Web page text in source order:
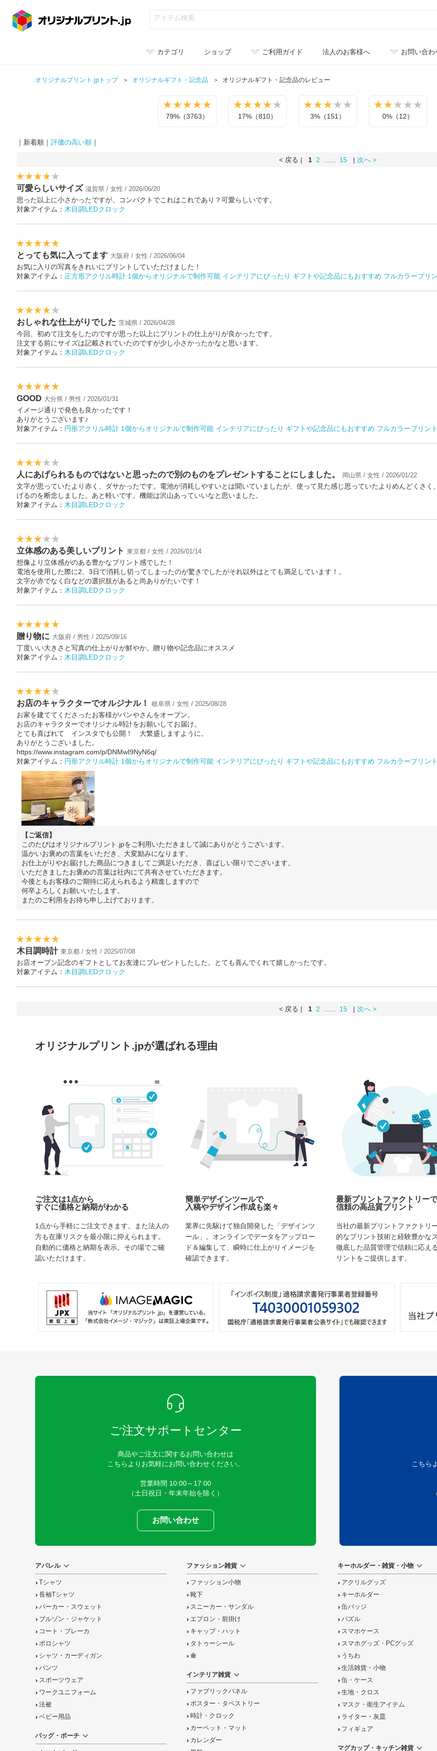
カテゴリ ショップ ご利用ガイド 法人のお客様へ お問い合わ
オリジナルプリント.jpトップ オリジナルギフト・記念品 オリジナルギフト・記念品のレビュー
79%（3763） 17%（810） 3%（151） 0%（12）
｜新着順｜ 評価の高い順｜
< 戻る | 1 2 ...... 15| 次へ >
可愛らしいサイズ 滋賀県 / 女性 / 2026/06/20
思った以上に小さかったですが、コンパクトでこれはこれであり？可愛らしいです。
対象アイテム： 木目調LEDクロック
とっても気に入ってます 大阪府 / 女性 / 2026/06/04
お気に入りの写真をきれいにプリントしていただけました！
対象アイテム： 正方形アクリル時計 1個からオリジナルで制作可能 インテリアにぴったり ギフトや記念品にもおすすめ フルカラープリ
おしゃれな仕上がりでした 茨城県 / 2026/04/28
今回、初めて注文をしたのですが思った以上にプリントの仕上がりが良かったです。
注文する前にサイズは記載されていたのですが少し小さかったかなと思います。
対象アイテム： 木目調LEDクロック
GOOD 大分県 / 男性 / 2026/01/31
イメージ通りで発色も良かったです！
ありがとうございます♪
対象アイテム： 円形アクリル時計 1個からオリジナルで制作可能 インテリアにぴったり ギフトや記念品にもおすすめ フルカラープリン
人にあげられるものではないと思ったので別のものをプレゼントすることにしました。 岡山県 / 女性 / 2026/01/22
文字が思っていたより赤く、ダサかったです。電池が消耗しやすいとは聞いていましたが、使って見た感じ思っていたよりめんどくさ
げるのを断念しました。あと軽いです。機能は沢山あっていいなと思いました。
対象アイテム： 木目調LEDクロック
立体感のある美しいプリント 東京都 / 女性 / 2026/01/14
想像より立体感がのある豊かなプリント感でした！
電池を使用した際に2、3日で消耗し切ってしまったのが驚きでしたがそれ以外はとても満足しています！。
文字が赤でなく白などの選択肢があると尚ありがたいです！
対象アイテム： 木目調LEDクロック
贈り物に 大阪府 / 男性 / 2025/09/16
丁度いい大きさと写真の仕上がりが鮮やか。贈り物や記念品にオススメ
対象アイテム： 木目調LEDクロック
お店のキャラクターでオルジナル！ 岐阜県 / 女性 / 2025/08/28
お家を建ててくださったお客様がパンやさんをオープン。
お店のキャラクターでオリジナル時計をお願いしてお届け。
とても喜ばれて インスタでも公開！ 大繁盛しますように。
ありがとうございました。
https://www.instagram.com/p/DNMwI9NyN6q/
対象アイテム： 円形アクリル時計 1個からオリジナルで制作可能 インテリアにぴったり ギフトや記念品にもおすすめ フルカラープリン
【ご返信】
このたびはオリジナルプリント.jpをご利用いただきまして誠にありがとうございます。
温かいお褒めの言葉をいただき、大変励みになります。
お仕上がりやお届けした商品につきましてご満足いただき、喜ばしい限りでございます。
いただきましたお褒めの言葉は社内にて共有させていただきます。
今後ともお客様のご期待に応えられるよう精進しますので
何卒よろしくお願いいたします。
またのご利用をお待ち申し上げております。
木目調時計 東京都 / 女性 / 2025/07/08
お店オープン記念のギフトとしてお友達にプレゼントしたした。とても喜んでくれて嬉しかったです。
対象アイテム： 木目調LEDクロック
< 戻る | 1 2 ...... 15| 次へ >
オリジナルプリント.jpが選ばれる理由
ご注文は1点から
すぐに価格と納期がわかる
1点から手軽にご注文できます。また法人の
方も在庫リスクを最小限に抑えられます。
自動的に価格と納期を表示。その場でご確
認いただけます。
簡単デザインツールで
入稿やデザイン作成も楽々
業界に先駆けて独自開発した「デザインツ
ール」。オンラインでデータをアップロー
ド＆編集して、瞬時に仕上がりイメージを
確認できます。
最新プリントファクトリーで
信頼の高品質プリント
当社の最新プリントファクトリ
的なプリント技術と経験豊かな
徹底した品質管理で信頼に応え
リントをご提供します。
ご注文サポートセンター
商品やご注文に関するお問い合わせは
こちらよりお気軽にお問い合わせください。
営業時間 10:00～17:00
（土日祝日・年末年始を除く）
お問い合わせ
こちら
アパレル
Tシャツ
長袖Tシャツ
パーカー・スウェット
ブルゾン・ジャケット
コート・ブレーカ
ポロシャツ
シャツ・カーディガン
パンツ
スポーツウェア
ワークユニフォーム
法被
ベビー用品
バッグ・ポーチ
ファッション雑貨
ファッション小物
靴下
スニーカー・サンダル
エプロン・前掛け
キャップ・ハット
タトゥーシール
傘
インテリア雑貨
ファブリックパネル
ポスター・タペストリー
時計・クロック
カーペット・マット
カレンダー
キーホルダー・雑貨・小物
アクリルグッズ
キーホルダー
缶バッジ
パズル
スマホケース
スマホグッズ・PCグッズ
うちわ
生活雑貨・小物
缶・ケース
生地・クロス
マスク・衛生アイテム
ライター・灰皿
フィギュア
マグカップ・キッチン雑貨